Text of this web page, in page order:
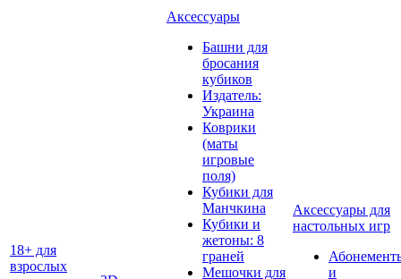
18+ для
взрослых
Аксессуары
Башни для
бросания
кубиков
Издатель:
Украина
Коврики
(маты
игровые
поля)
Кубики для
Манчкина
Кубики и
жетоны: 8
граней
Мешочки для
Аксессуары для
настольных игр
и